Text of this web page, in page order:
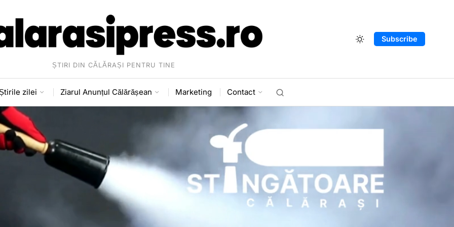
ȘTIRI DIN CĂLĂRAȘI PENTRU TINE
Subscribe
zilei Ziarul Anunțul Călărășean Marketing Contact